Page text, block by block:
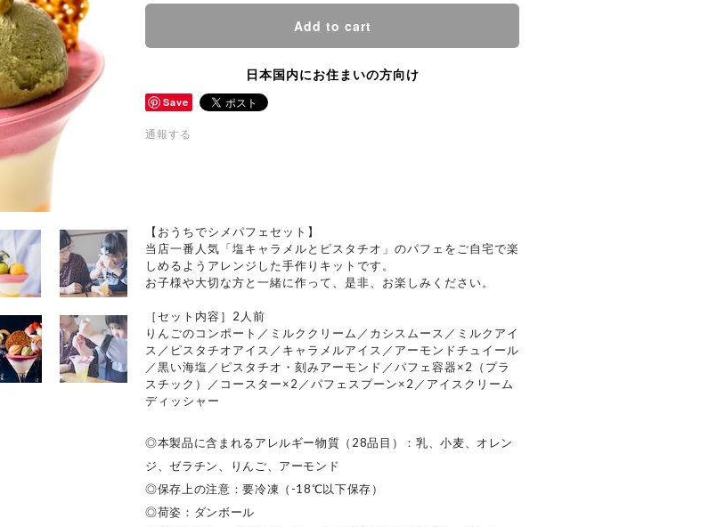
Add to cart
日本国内にお住まいの方向け
Save
通報する
【おうちでシメパフェセット】
当店一番人気「塩キャラメルとピスタチオ」のパフェをご自宅で楽
しめるようアレンジした手作りキットです。
お子様や大切な方と一緒に作って、是非、お楽しみください。
［セット内容］2人前
りんごのコンポート／ミルククリーム／カシスムース／ミルクアイ
ス／ピスタチオアイス／キャラメルアイス／アーモンドチュイール
／黒い海塩／ピスタチオ・刻みアーモンド／パフェ容器×2（プラ
スチック）／コースター×2／パフェスプーン×2／アイスクリーム
ディッシャー
◎本製品に含まれるアレルギー物質（28品目）：乳、小麦、オレン
ジ、ゼラチン、りんご、アーモンド
◎保存上の注意：要冷凍（-18℃以下保存）
◎荷姿：ダンボール